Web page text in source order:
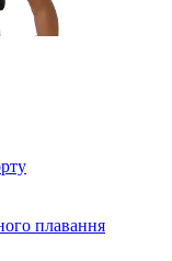
плавання